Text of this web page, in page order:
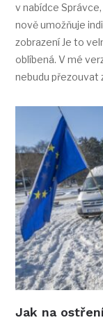
v nabídce
nově umožňuje
zobrazení Je to
oblíbená. V mé
nebudu přezouvat
Jak na